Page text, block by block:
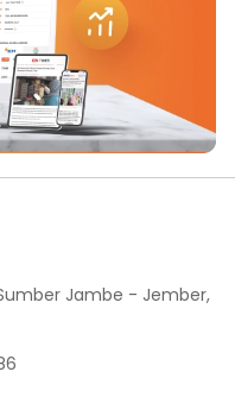
Jambe - Jember,